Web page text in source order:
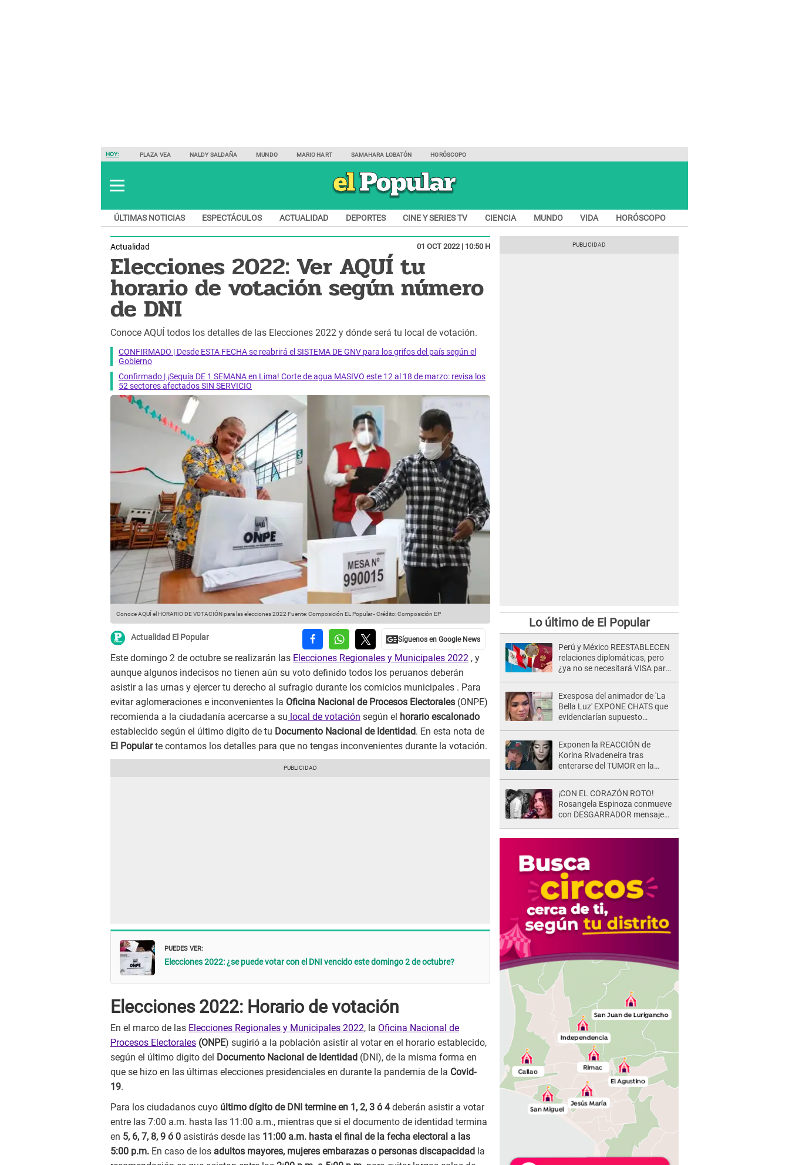
HOY: PLAZA VEA NALDY SALDAÑA MUNDO MARIO HART SAMAHARA LOBATÓN HORÓSCOPO
ÚLTIMAS NOTICIAS ESPECTÁCULOS ACTUALIDAD DEPORTES CINE Y SERIES TV CIENCIA MUNDO VIDA HORÓSCOPO
Actualidad 01 OCT 2022 | 10:50 H
Elecciones 2022: Ver AQUÍ tu
horario de votación según número
de DNI
Conoce AQUÍ todos los detalles de las Elecciones 2022 y dónde será tu local de votación.
CONFIRMADO | Desde ESTA FECHA se reabrirá el SISTEMA DE GNV para los grifos del país según el
Gobierno
Confirmado | ¡Sequía DE 1 SEMANA en Lima! Corte de agua MASIVO este 12 al 18 de marzo: revisa los
52 sectores afectados SIN SERVICIO
Conoce AQUÍ el HORARIO DE VOTACIÓN para las elecciones 2022 Fuente: Composición EL Popular-Crédito: Composición EP
Actualidad El Popular
Este domingo 2 de octubre se realizarán las Elecciones Regionales y Municipales 2022 , y
aunque algunos indecisos no tienen aún su voto definido todos los peruanos deberán
asistir a las urnas y ejercer tu derecho al sufragio durante los comicios municipales . Para
evitar aglomeraciones e inconvenientes la Oficina Nacional de Procesos Electorales (ONPE)
recomienda a la ciudadanía acercarse a su local de votación según el horario escalonado
establecido según el último digito de tu Documento Nacional de Identidad. En esta nota de
El Popularte contamos los detalles para que no tengas inconvenientes durante la votación.
PUEDES VER:
Elecciones 2022: ¿se puede votar con el DNI vencido este domingo 2 de octubre?
Elecciones 2022: Horario de votación
En el marco de las Elecciones Regionales y Municipales 2022, la Oficina Nacional de
Procesos Electorales (ONPE) sugirió a la población asistir al votar en el horario establecido,
según el último digito del Documento Nacional de Identidad (DNI), de la misma forma en
que se hizo en las últimas elecciones presidenciales en durante la pandemia de la Covid-
19.
Para los ciudadanos cuyo último dígito de DNI termine en 1, 2, 3 ó 4deberán asistir a votar
entre las 7:00 a.m. hasta las 11:00 a.m., mientras que si el documento de identidad termina
en 5, 6, 7, 8, 9 ó 0 asistirás desde las 11:00 a.m. hasta el final de la fecha electoral a las
5:00 p.m. En caso de los adultos mayores, mujeres embarazas o personas discapacidad la
Lo último de El Popular
Perú y México REESTABLECEN
relaciones diplomáticas, pero
¿ya no se necesitará VISA para
Exesposa del animador de 'La
Bella Luz' EXPONE CHATS que
evidenciarían supuesto
Saldaña, pese a tener pareja
Exponen la REACCIÓN de
Korina Rivadeneira tras
enterarse del TUMOR en la
¡CON EL CORAZÓN ROTO!
Rosangela Espinoza conmueve
con DESGARRADOR mensaje